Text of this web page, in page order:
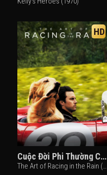
HD
Cuộc Đời Phi Thường Của Chú Chó Enzo
The Art of Racing in the Rain (2019)